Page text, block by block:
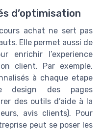
d’optimisation
achat ne sert pas
Elle permet aussi de
enrichir l’experience
client. Par exemple,
à chaque etape
design des pages
des outils d’aide à la
avis clients). Pour
peut se poser les